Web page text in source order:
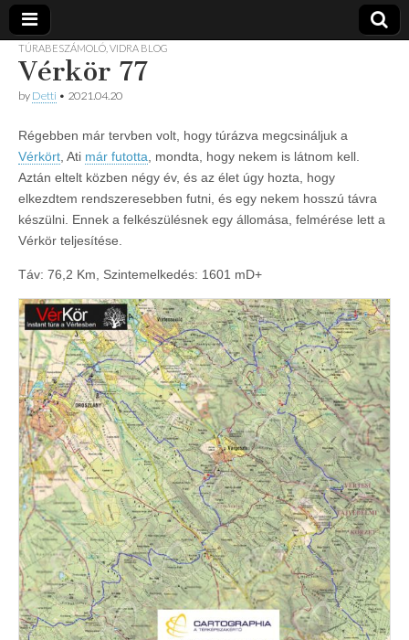
Vidra
Vízitúra
… vízitúra
szervezés,
vadvíz,
kajak-kenu
bolt,
vidraságok…
TÚRABESZÁMOLÓ VIDRA BLOG
Vérkör 77
by Detti • 2021.04.20
Régebben már tervben volt, hogy túrázva megcsináljuk a
Vérkört , Ati már futotta , mondta, hogy nekem is látnom kell.
Aztán eltelt közben négy év, és az élet úgy hozta, hogy
elkezdtem rendszeresebben futni, és egy nekem hosszú távra
készülni. Ennek a felkészülésnek egy állomása, felmérése lett a
Vérkör teljesítése.
Táv: 76,2 Km, Szintemelkedés: 1601 mD+